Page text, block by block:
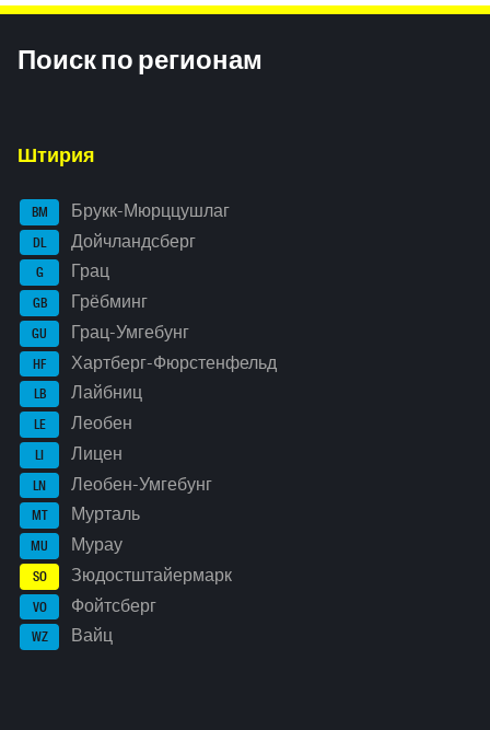
Поиск по регионам
Штирия
BM Брукк-Мюрццушлаг
DL Дойчландсберг
G Грац
GB Грёбминг
GU Грац-Умгебунг
HF Хартберг-Фюрстенфельд
LB Лайбниц
LE Леобен
LI Лицен
LN Леобен-Умгебунг
MT Мурталь
MU Мурау
SO Зюдостштайермарк
VO Фойтсберг
WZ Вайц